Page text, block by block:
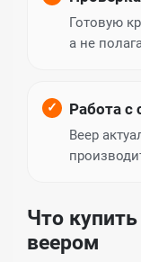
Готовую
а не
Работа с
Веер
Что
веером